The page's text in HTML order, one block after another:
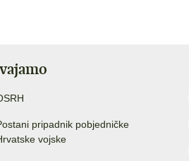
pripadnik pobjedničke
vojske